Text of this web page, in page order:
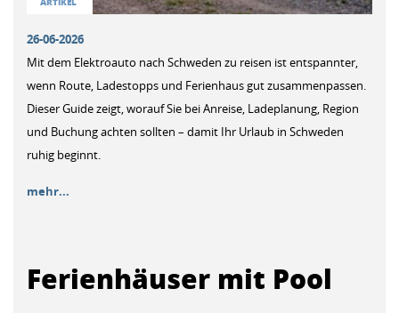
26-06-2026
Mit dem Elektroauto nach Schweden zu reisen ist entspannter,
wenn Route, Ladestopps und Ferienhaus gut zusammenpassen.
Dieser Guide zeigt, worauf Sie bei Anreise, Ladeplanung, Region
und Buchung achten sollten – damit Ihr Urlaub in Schweden
ruhig beginnt.
mehr...
Ferienhäuser mit Pool